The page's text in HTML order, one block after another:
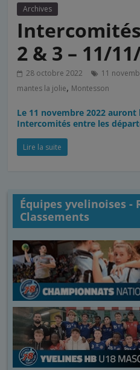
Archives
2 & 3 – 11/
28 octobre 2022 11
mantes la jolie, Montesson
Le 11 novembre 2022
Intercomités entre les
Lire la suite
Équipes yvelinoises -
Classements